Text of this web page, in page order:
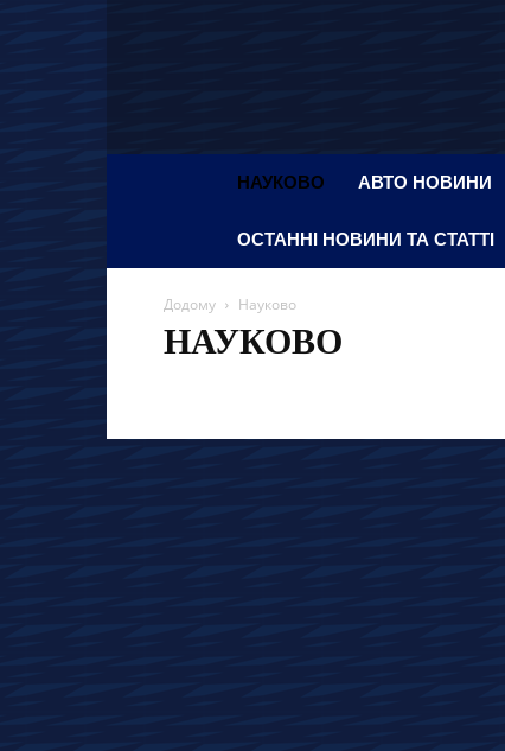
НАУКОВО АВТО НОВИНИ
ОСТАННІ НОВИНИ ТА СТАТТІ
Додому Науково
НАУКОВО
Лайф
Лайфхак Лос-Анджелес Науково